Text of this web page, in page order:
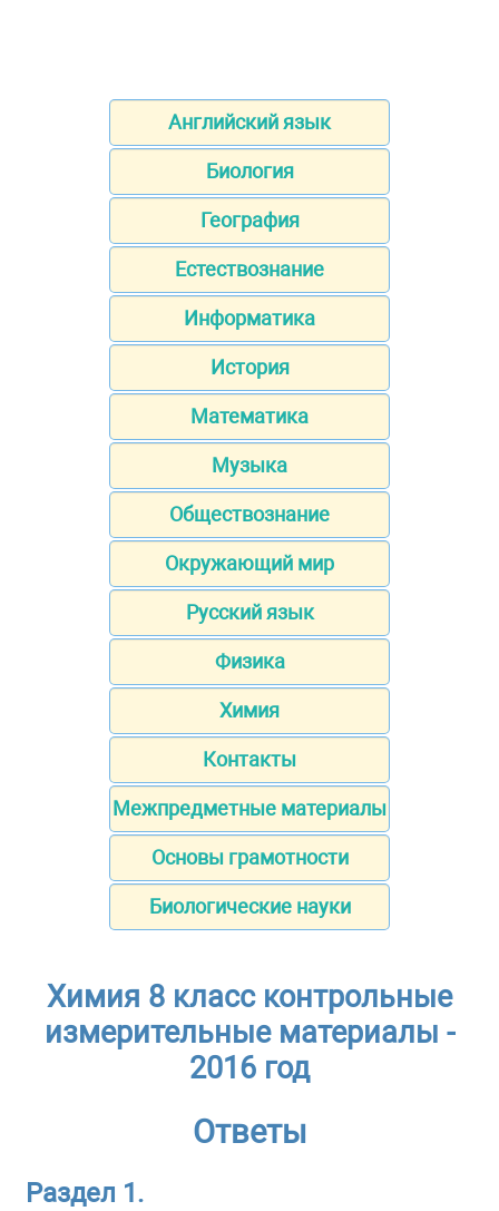
Английский язык
Биология
География
Естествознание
Информатика
История
Математика
Музыка
Обществознание
Окружающий мир
Русский язык
Физика
Химия
Контакты
Межпредметные материалы
Основы грамотности
Биологические науки
Химия 8 класс контрольные
измерительные материалы -
2016 год
Ответы
Раздел 1.